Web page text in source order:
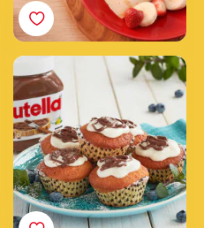
Cupcakes s polevou a
nátierkou Nutella®